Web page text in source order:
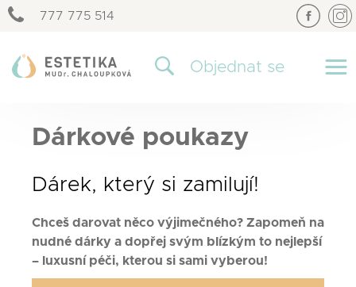
777 775 514
Objednat se
Dárkové poukazy
Dárek, který si zamilují!
Chceš darovat něco výjimečného? Zapomeň na
nudné dárky a dopřej svým blízkým to nejlepší
– luxusní péči, kterou si sami vyberou!
×